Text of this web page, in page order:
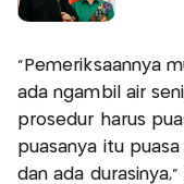
"Pemeriksaannya
ada ngambil air
prosedur harus
puasanya itu
dan ada